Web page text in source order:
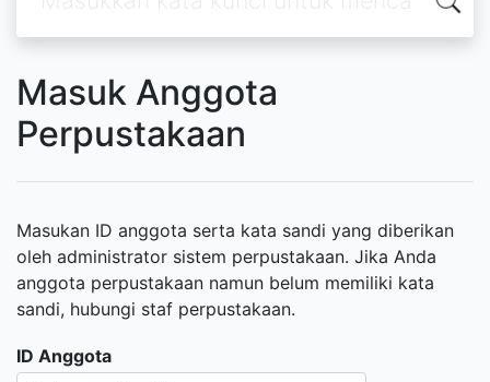
Masuk Anggota
Perpustakaan
Masukan ID anggota serta kata sandi yang diberikan
oleh administrator sistem perpustakaan. Jika Anda
anggota perpustakaan namun belum memiliki kata
sandi, hubungi staf perpustakaan.
ID Anggota